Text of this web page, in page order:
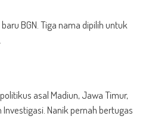
BGN. Tiga nama dipilih untuk
asal Madiun, Jawa Timur,
Nanik pernah bertugas